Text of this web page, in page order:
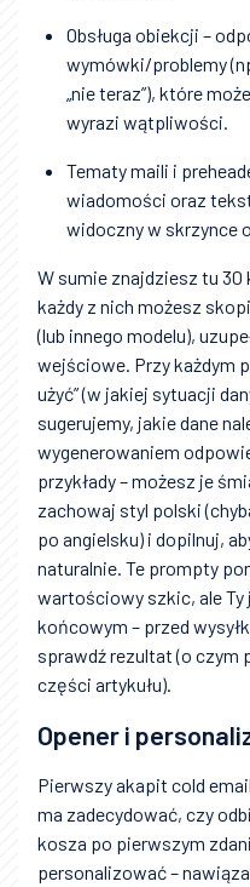
Obsługa obiekcji –
wymówki/problemy
„nie teraz”), które
wyrazi wątpliwości.
Tematy maili i
wiadomości oraz
widoczny w skrzynce
W sumie znajdziesz tu
każdy z nich możesz
(lub innego modelu),
wejściowe. Przy każdym
użyć” (w jakiej sytuacji
sugerujemy, jakie dane
wygenerowaniem
przykłady – możesz je
zachowaj styl polski
po angielsku) i dopilnuj,
naturalnie. Te prompty
wartościowy szkic, ale
końcowym – przed
sprawdź rezultat (o czym
części artykułu).
Opener i
Pierwszy akapit cold
ma zadecydować, czy
kosza po pierwszym
personalizować –